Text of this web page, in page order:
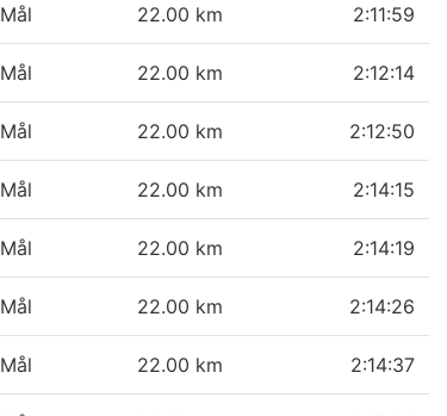
Mål 22.00 km 2:11:59
Mål 22.00 km 2:12:14
Mål 22.00 km 2:12:50
Mål 22.00 km 2:14:15
Mål 22.00 km 2:14:19
Mål 22.00 km 2:14:26
Mål 22.00 km 2:14:37